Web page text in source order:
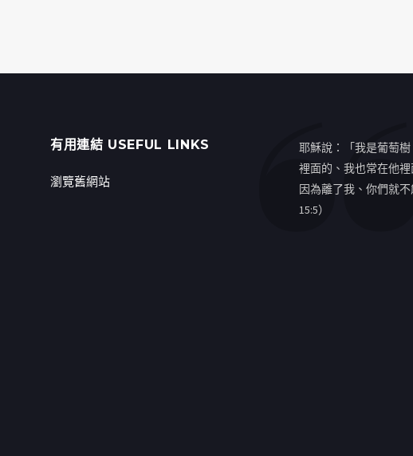
有用連結 USEFUL LINKS
瀏覽舊網站
耶穌說：「我是葡萄
裡面的、我也常在他
因為離了我、你們就
15:5）